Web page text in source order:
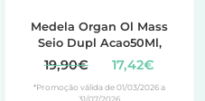
Medela Organ Ol Mass
Seio Dupl Acao50Ml,
19,90€ 17,42€
*Promoção válida de 01/03/2026 a
31/07/2026